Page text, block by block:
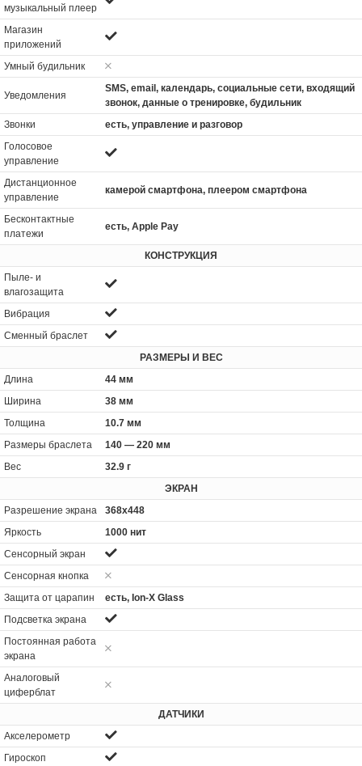
музыкальный плеер
Магазин
приложений
Умный будильник
Уведомления
SMS, email, календарь, социальные сети, входящий
звонок, данные о тренировке, будильник
Звонки
есть, управление и разговор
Голосовое
управление
Дистанционное
управление
камерой смартфона, плеером смартфона
Бесконтактные
платежи
есть, Apple Pay
КОНСТРУКЦИЯ
Пыле- и
влагозащита
Вибрация
Сменный браслет
РАЗМЕРЫ И ВЕС
Длина
44 мм
Ширина
38 мм
Толщина
10.7 мм
Размеры браслета
140 — 220 мм
Вес
32.9 г
ЭКРАН
Разрешение экрана
368x448
Яркость
1000 нит
Сенсорный экран
Сенсорная кнопка
Защита от царапин
есть, Ion-X Glass
Подсветка экрана
Постоянная работа
экрана
Аналоговый
циферблат
ДАТЧИКИ
Акселерометр
Гироскоп